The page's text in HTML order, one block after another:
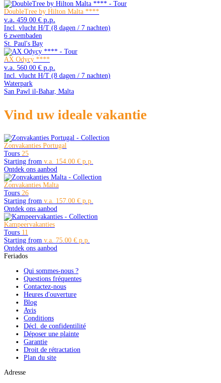
DoubleTree by Hilton Malta ****
459.00 €
Incl. vlucht H/T (8 dagen / 7 nachten)
6 zwembaden
St. Paul's Bay
AX Odycy ****
560.00 €
Incl. vlucht H/T (8 dagen / 7 nachten)
Waterpark
San Pawl il-Baħar, Malta
Vind uw ideale vakantie
Zonvakanties Portugal
Tours 25
Starting from
154.00 €
Ontdek ons aanbod
Zonvakanties Malta
Tours 26
Starting from
157.00 €
Ontdek ons aanbod
Kampeervakanties
Tours 11
Starting from
75.00 €
Ontdek ons aanbod
Feriados
Qui sommes-nous ?
Questions fréquentes
Contactez-nous
Heures d'ouverture
Blog
Avis
Conditions
Décl. de confidentilité
Déposer une plainte
Garantie
Droit de rétractation
Plan du site
Adresse